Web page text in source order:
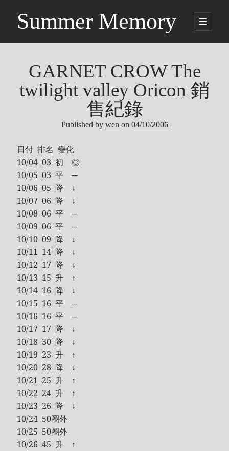
Summer Memory
open
primary
Sidebar
Search
Categories
Life
Music
NEWS
ORICON
Other
Photo
Tool
Uncategorized
ZARD
Recent Posts
DOCKER 內程式防火牆
SARD UNDERGROUND – 愛は暗闇の中で
『離れていても』 / AKB48 message song
SONY PS5表示: 我們是賣路由器的。
Live Your Dream – 今、はじめよう | 17LIVE (イチナナ)
乃木坂46 『世界中の隣人よ』
AKB48 Team TP｜2020 愚人節特別企劃(官方youtube)
GARNET CROW The
twilight valley Oricon 銷
售紀錄
Published by wen on 04/10/2006
日付 排名 變化
10/04 03 初 ◎
10/05 03 平 ─
10/06 05 降 ↓
10/07 06 降 ↓
10/08 06 平 ─
10/09 06 平 ─
10/10 09 降 ↓
10/11 14 降 ↓
10/12 17 降 ↓
10/13 15 升 ↑
10/14 16 降 ↓
10/15 16 平 ─
10/16 16 平 ─
10/17 17 降 ↓
10/18 30 降 ↓
10/19 23 升 ↑
10/20 28 降 ↓
10/21 25 升 ↑
10/22 24 升 ↑
10/23 26 降 ↓
10/24 50圈外
10/25 50圈外
10/26 45 升 ↑